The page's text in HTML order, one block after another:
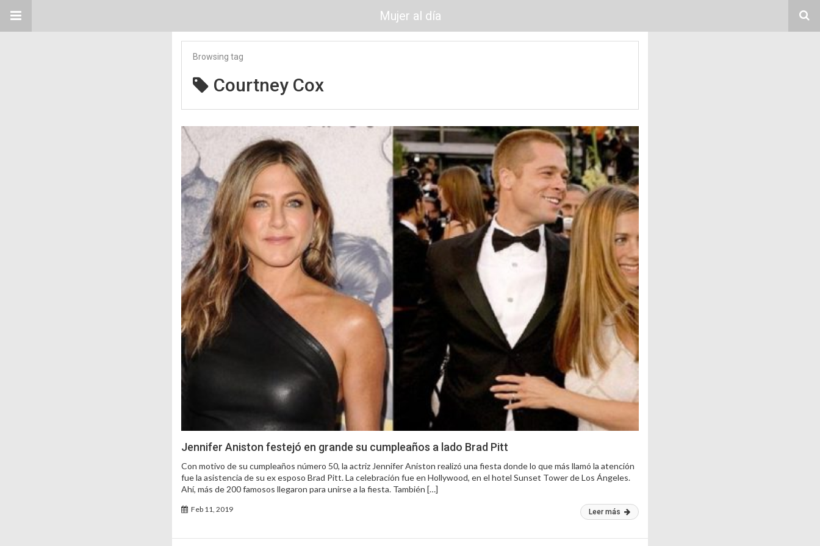
Mujer al día
Browsing tag
Courtney Cox
Jennifer Aniston festejó en grande su cumpleaños a lado Brad Pitt
Con motivo de su cumpleaños número 50, la actriz Jennifer Aniston realizó una fiesta donde lo que más llamó la atención
fue la asistencia de su ex esposo Brad Pitt. La celebración fue en Hollywood, en el hotel Sunset Tower de Los Ángeles.
Ahí, más de 200 famosos llegaron para unirse a la fiesta. También […]
Feb 11, 2019 Leer más